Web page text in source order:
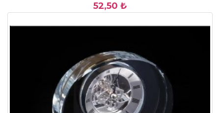
52,50 ₺